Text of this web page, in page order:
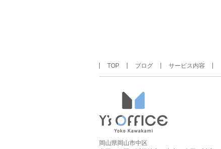
TOP ブログ サービス内容
岡山県岡山市中区